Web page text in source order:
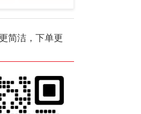
简洁，下单更